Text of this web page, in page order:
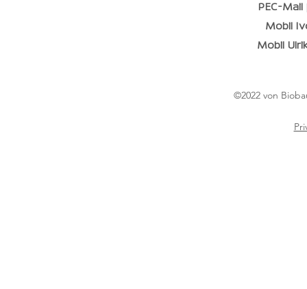
PEC-Mail
Mobil
Mobil
©2022 von